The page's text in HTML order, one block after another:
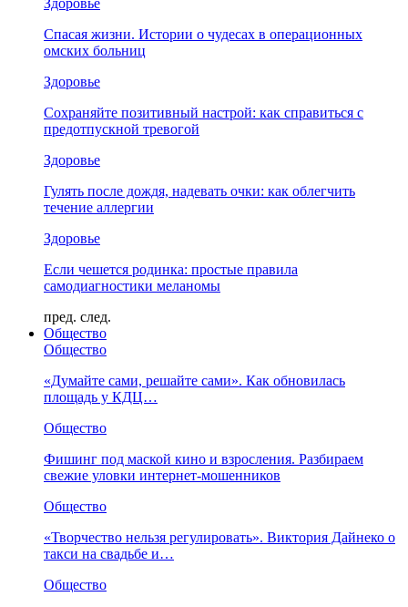
Здоровье
Спасая жизни. Истории о чудесах в операционных
омских больниц
Здоровье
Сохраняйте позитивный настрой: как справиться с
предотпускной тревогой
Здоровье
Гулять после дождя, надевать очки: как облегчить
течение аллергии
Здоровье
Если чешется родинка: простые правила
самодиагностики меланомы
пред. след.
Общество
Общество
«Думайте сами, решайте сами». Как обновилась
площадь у КДЦ…
Общество
Фишинг под маской кино и взросления. Разбираем
свежие уловки интернет-мошенников
Общество
«Творчество нельзя регулировать». Виктория Дайнеко о
такси на свадьбе и…
Общество